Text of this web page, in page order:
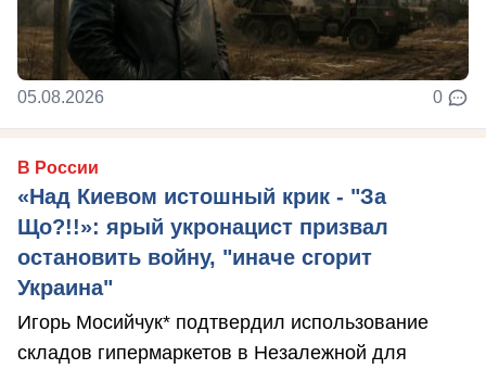
05.08.2026 0
В России
«Над Киевом истошный крик - "За
Що?!!»: ярый укронацист призвал
остановить войну, "иначе сгорит
Украина"
Игорь Мосийчук* подтвердил использование
складов гипермаркетов в Незалежной для